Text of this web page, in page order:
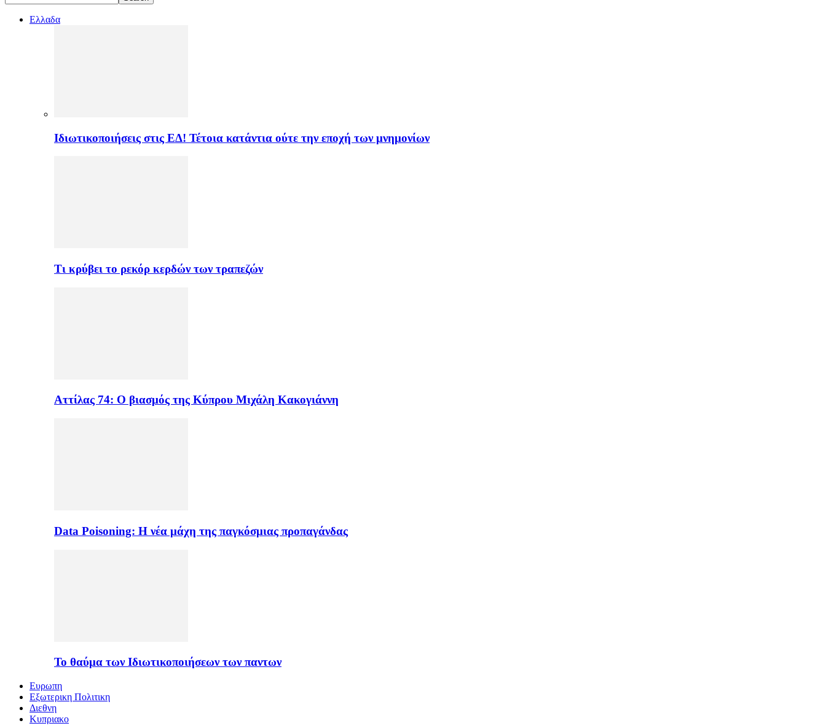
Ελλαδα
Ιδιωτικοποιήσεις στις ΕΔ! Τέτοια κατάντια ούτε την εποχή των μνημονίων
Τι κρύβει το ρεκόρ κερδών των τραπεζών
Αττίλας 74: Ο βιασμός της Κύπρου Μιχάλη Κακογιάννη
Data Poisoning: Η νέα μάχη της παγκόσμιας προπαγάνδας
Το θαύμα των Ιδιωτικοποιήσεων των παντων
Ευρωπη
Εξωτερικη Πολιτικη
Διεθνη
Κυπριακο